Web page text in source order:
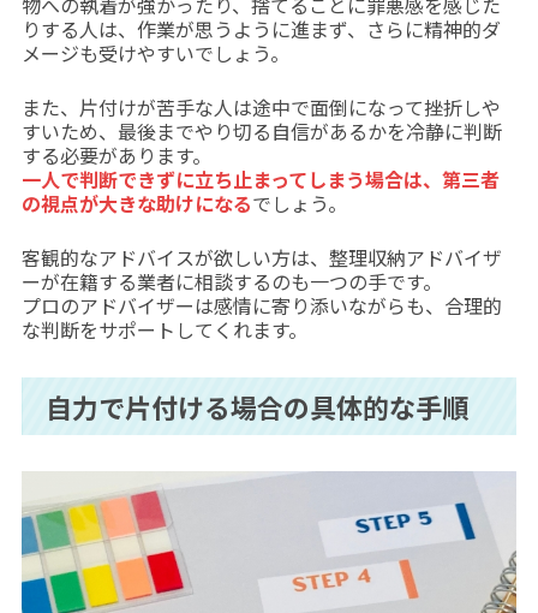
りする人は、作業が思うように進まず、さらに精神的ダ
メージも受けやすいでしょう。
また、片付けが苦手な人は途中で面倒になって挫折しや
すいため、最後までやり切る自信があるかを冷静に判断
する必要があります。
一人で判断できずに立ち止まってしまう場合は、第三者
の視点が大きな助けになるでしょう。
客観的なアドバイスが欲しい方は、整理収納アドバイザ
ーが在籍する業者に相談するのも一つの手です。
プロのアドバイザーは感情に寄り添いながらも、合理的
な判断をサポートしてくれます。
自力で片付ける場合の具体的な手順